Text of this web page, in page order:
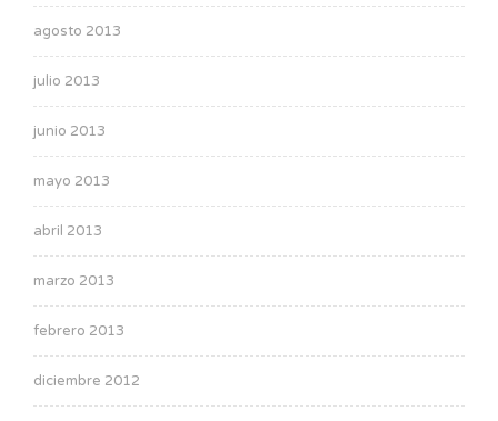
agosto 2013
julio 2013
junio 2013
mayo 2013
abril 2013
marzo 2013
febrero 2013
diciembre 2012